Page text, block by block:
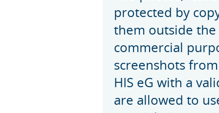
protected by
them outside
commercial
screenshots
HIS eG with a
are allowed to